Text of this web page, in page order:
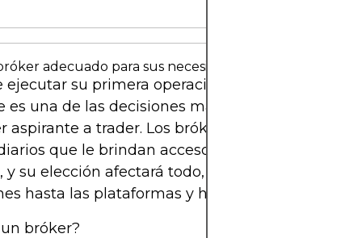
adecuado para sus necesidades de trading
ejecutar su primera operación, seleccionar un
es una de las decisiones más importantes para
aspirante a trader. Los brókeres actúan como
que le brindan acceso a los mercados
y su elección afectará todo, desde los spreads y
hasta las plataformas y herramientas de
bróker?